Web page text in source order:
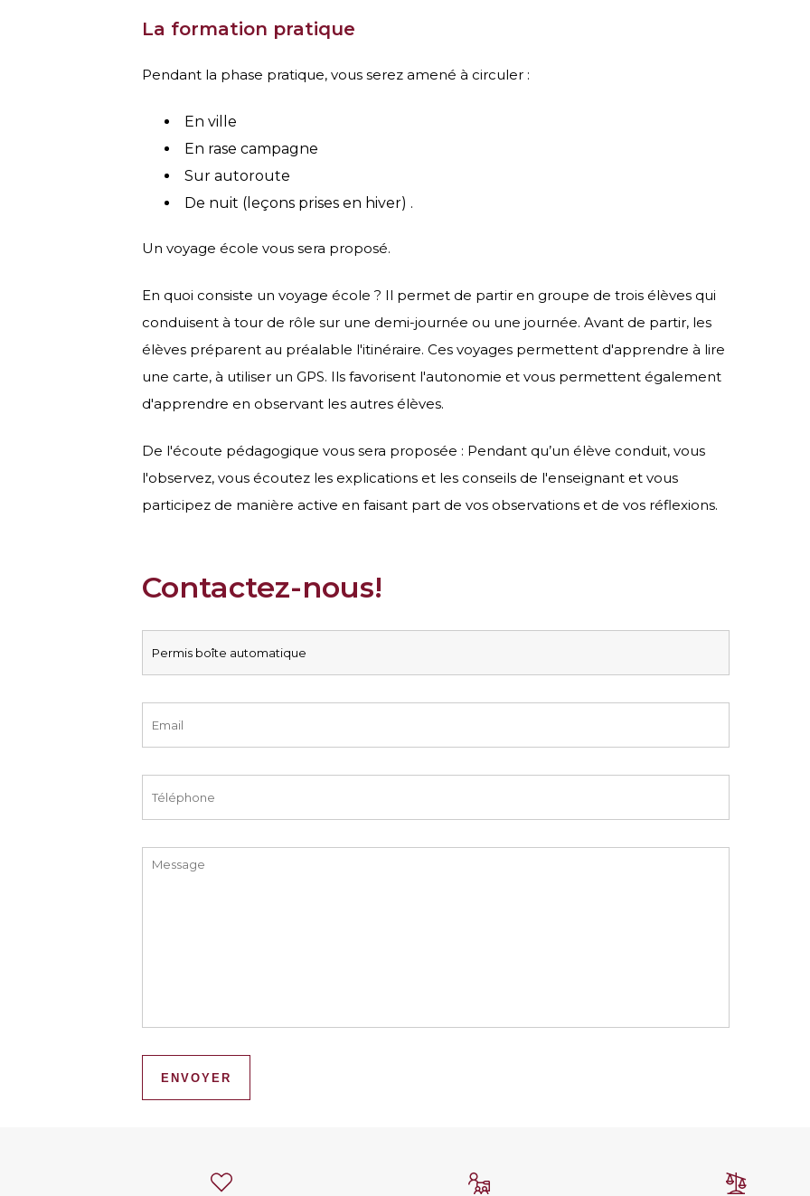
La formation pratique
Pendant la phase pratique, vous serez amené à circuler :
En ville
En rase campagne
Sur autoroute
De nuit (leçons prises en hiver) .
Un voyage école vous sera proposé.
En quoi consiste un voyage école ? Il permet de partir en groupe de trois élèves qui
conduisent à tour de rôle sur une demi-journée ou une journée. Avant de partir, les
élèves préparent au préalable l'itinéraire. Ces voyages permettent d'apprendre à lire
une carte, à utiliser un GPS. Ils favorisent l'autonomie et vous permettent également
d'apprendre en observant les autres élèves.
De l'écoute pédagogique vous sera proposée : Pendant qu’un élève conduit, vous
l'observez, vous écoutez les explications et les conseils de l'enseignant et vous
participez de manière active en faisant part de vos observations et de vos réflexions.
Contactez-nous!
ENVOYER